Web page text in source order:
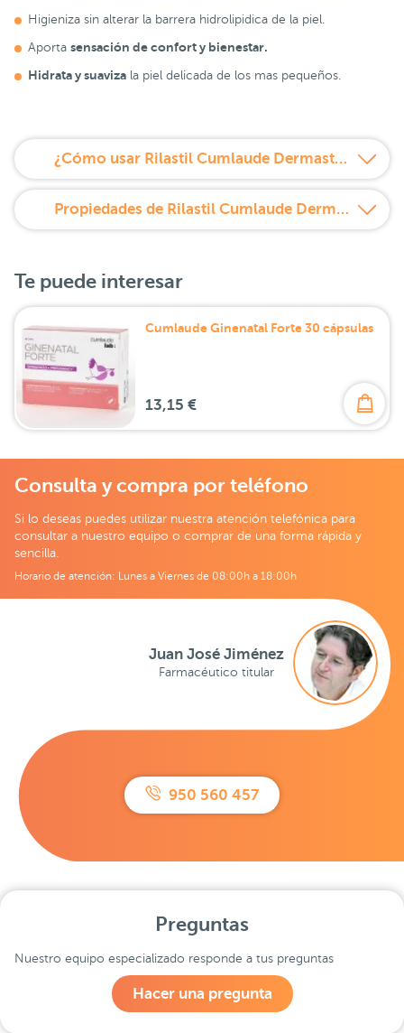
Higieniza sin alterar la barrera hidrolipidica de la piel.
Aporta sensación de confort y bienestar.
Hidrata y suaviza la piel delicada de los mas pequeños.
¿Cómo usar Rilastil Cumlaude Dermastil Gel Dermolimpiador 400 ml?
Propiedades de Rilastil Cumlaude Dermastil Gel Dermolimpiador 400 ml
Te puede interesar
Cumlaude Ginenatal Forte 30 cápsulas
13,15 €
Consulta y compra por teléfono
Si lo deseas puedes utilizar nuestra atención telefónica para
consultar a nuestro equipo o comprar de una forma rápida y
sencilla.
Horario de atención: Lunes a Viernes de 08:00h a 18:00h
950 560 457
Juan José Jiménez
Farmacéutico titular
Preguntas
Nuestro equipo especializado responde a tus preguntas
Hacer una pregunta